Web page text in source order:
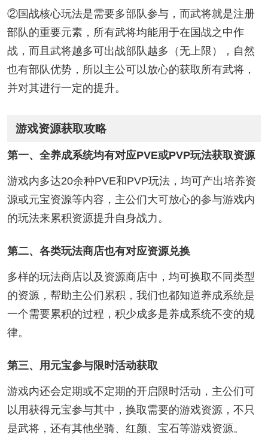
②国战核心玩法是需要多部队参与，而武将就是注册
部队的重要元素，所有武将均能用于在国战之中作
战，而且武将越多可出战部队越多（无上限），自然
也有部队优势，所以主公可以放心的获取所有武将，
并对其进行一定的提升。
游戏资源获取攻略
第一、全养成系统均有对应PVE或PVP玩法获取资源
游戏内多达20余种PVE和PVP玩法，均可产出培养资
源或元宝资源等内容，主公们大可放心的参与游戏内
的玩法来累积资源提升自身战力。
第二、各类玩法商店也有对应资源兑换
多样的玩法商店以及资源商店中，均可换取不同类型
的资源，帮助主公们累积，我们也都知道养成系统是
一个需要累积的过程，积少成多是养成系统不变的规
律。
第三、用元宝参与限时活动获取
游戏内还会定期或不定期的开启限时活动，主公们可
以用获得元宝参与其中，换取需要的游戏资源，不只
是武将，还有其他坐骑、红颜、宝石等游戏资源。